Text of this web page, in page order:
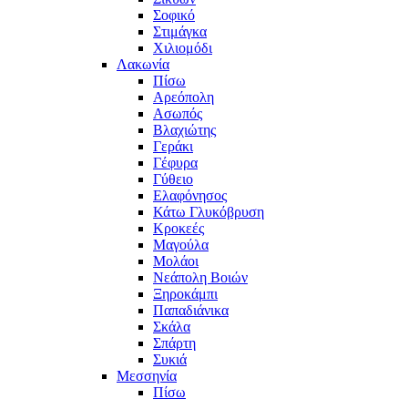
Σοφικό
Στιμάγκα
Χιλιομόδι
Λακωνία
Πίσω
Αρεόπολη
Ασωπός
Βλαχιώτης
Γεράκι
Γέφυρα
Γύθειο
Ελαφόνησος
Κάτω Γλυκόβρυση
Κροκεές
Μαγούλα
Μολάοι
Νεάπολη Βοιών
Ξηροκάμπι
Παπαδιάνικα
Σκάλα
Σπάρτη
Συκιά
Μεσσηνία
Πίσω